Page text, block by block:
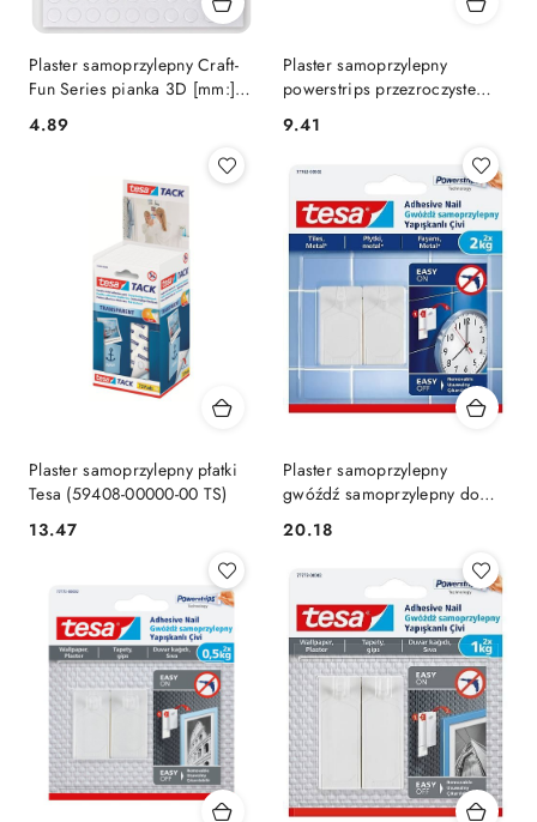
Plaster samoprzylepny Craft-
Fun Series pianka 3D [mm:] 6
Titanum (29003)
Cena:
4.89
Plaster samoprzylepny
powerstrips przezroczyste
Tesa (58827-00000-00 TS)
Cena:
9.41
Plaster samoprzylepny płatki
Tesa (59408-00000-00 TS)
Cena:
13.47
Plaster samoprzylepny
gwóźdź samoprzylepny do
Cena:
20.18